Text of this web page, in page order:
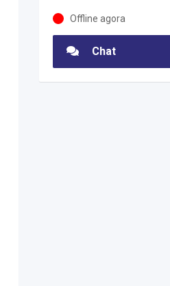
Offline agora
Chat